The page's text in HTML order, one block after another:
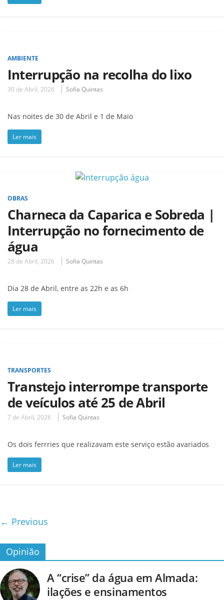
AMBIENTE
Interrupção na recolha do lixo
30 de Abril, 2026 Sofia Quintas
Nas noites de 30 de Abril e 1 de Maio
Ler mais
OBRAS
Charneca da Caparica e Sobreda |
Interrupção no fornecimento de
água
28 de Abril, 2026 Sofia Quintas
Dia 28 de Abril, entre as 22h e as 6h
Ler mais
TRANSPORTES
Transtejo interrompe transporte
de veículos até 25 de Abril
7 de Abril, 2026 Sofia Quintas
Os dois ferrries que realizavam este serviço estão avariados
Ler mais
← Previous
Opinião
A “crise” da água em Almada:
ilações e ensinamentos